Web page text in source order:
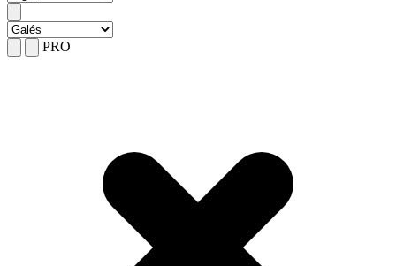
PRO